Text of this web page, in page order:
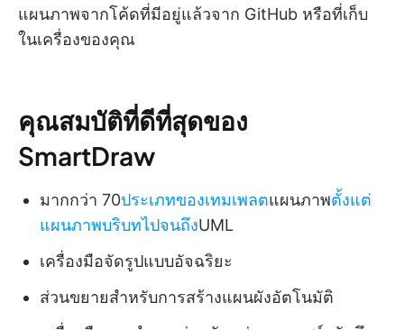
แผนภาพจากโค้ดที่มีอยู่แล้วจาก GitHub หรือที่เก็บ
ในเครื่องของคุณ
คุณสมบัติที่ดีที่สุดของ
SmartDraw
มากกว่า 70ประเภทของเทมเพลตแผนภาพตั้งแต่
แผนภาพบริบทไปจนถึงUML
เครื่องมือจัดรูปแบบอัจฉริยะ
ส่วนขยายสำหรับการสร้างแผนผังอัตโนมัติ